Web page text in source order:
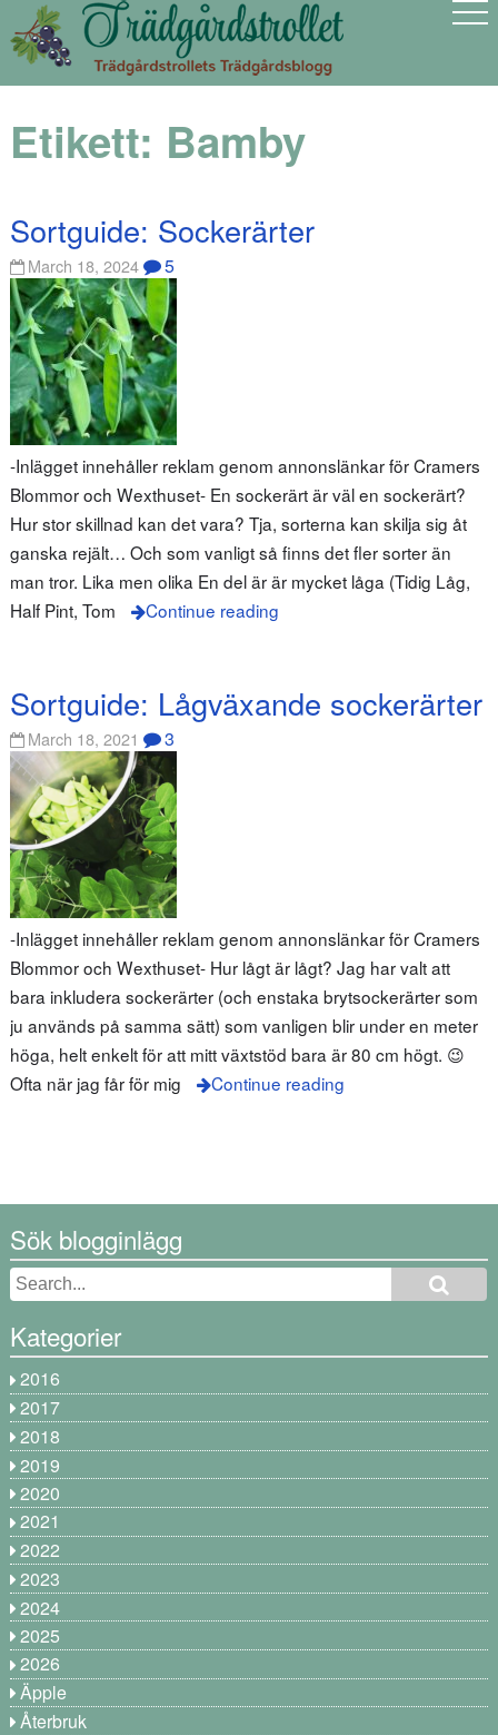
Etikett: Bamby
Sortguide: Sockerärter
March 18, 2024 5
-Inlägget innehåller reklam genom annonslänkar för Cramers
Blommor och Wexthuset- En sockerärt är väl en sockerärt?
Hur stor skillnad kan det vara? Tja, sorterna kan skilja sig åt
ganska rejält… Och som vanligt så finns det fler sorter än
man tror. Lika men olika En del är är mycket låga (Tidig Låg,
Half Pint, Tom
Continue reading
Sortguide: Lågväxande sockerärter
March 18, 2021 3
-Inlägget innehåller reklam genom annonslänkar för Cramers
Blommor och Wexthuset- Hur lågt är lågt? Jag har valt att
bara inkludera sockerärter (och enstaka brytsockerärter som
ju används på samma sätt) som vanligen blir under en meter
höga, helt enkelt för att mitt växtstöd bara är 80 cm högt. 😉
Ofta när jag får för mig
Continue reading
Sök blogginlägg
Kategorier
2016
2017
2018
2019
2020
2021
2022
2023
2024
2025
2026
Äpple
Återbruk